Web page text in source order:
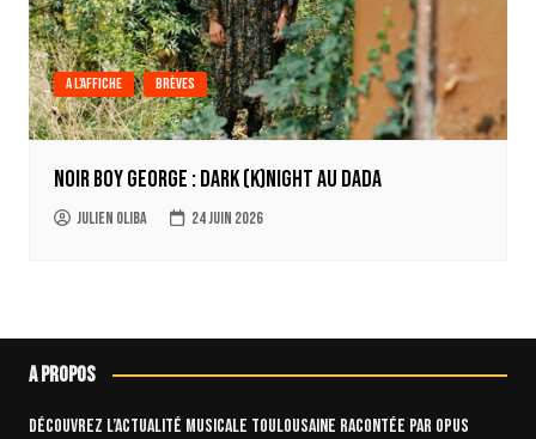
A l'affiche Brèves
Noir Boy George : Dark (k)Night au Dada
Julien Oliba 24 juin 2026
A propos
Découvrez l’actualité musicale toulousaine racontée par OPUS